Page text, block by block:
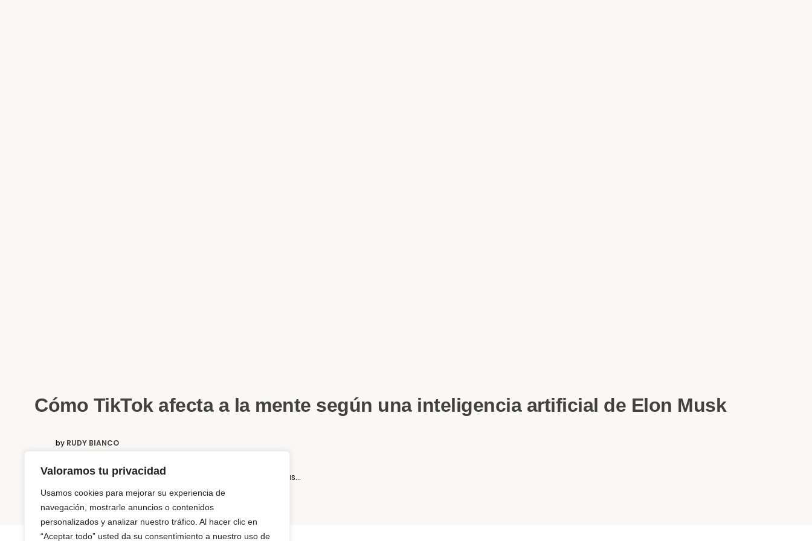
Valoramos tu privacidad
Usamos cookies para mejorar su experiencia de
navegación, mostrarle anuncios o contenidos
personalizados y analizar nuestro tráfico. Al hacer clic en
“Aceptar todo” usted da su consentimiento a nuestro uso de
Cómo TikTok afecta a la mente según una inteligencia artificial de Elon Musk
by RUDY BIANCO
Es momento de entender que la inteligencia humana es más…